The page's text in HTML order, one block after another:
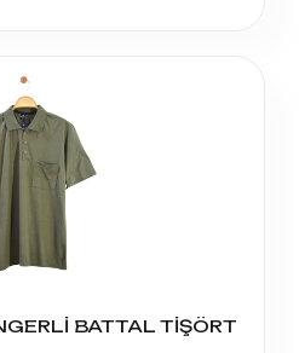
BATTAL TİŞÖRT